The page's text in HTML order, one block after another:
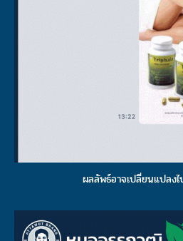
“อาหารเสริม ไม่สา